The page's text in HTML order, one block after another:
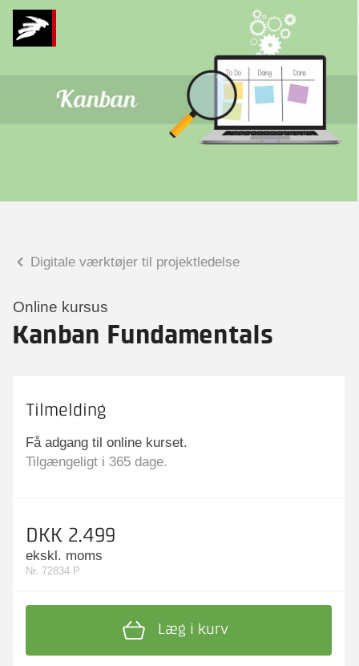
Digitale værktøjer til projektledelse
Online kursus
Kanban Fundamentals
Tilmelding
Få adgang til online kurset.
Tilgængeligt i 365 dage.
DKK 2.499
ekskl. moms
Nr. 72834 P
Læg i kurv
Praktiske spørgsmål
Spørgsmål til tilmelding, forplejning,
Tobias Bladt Haarder
Hvad kan vi hjælpe
dig med?